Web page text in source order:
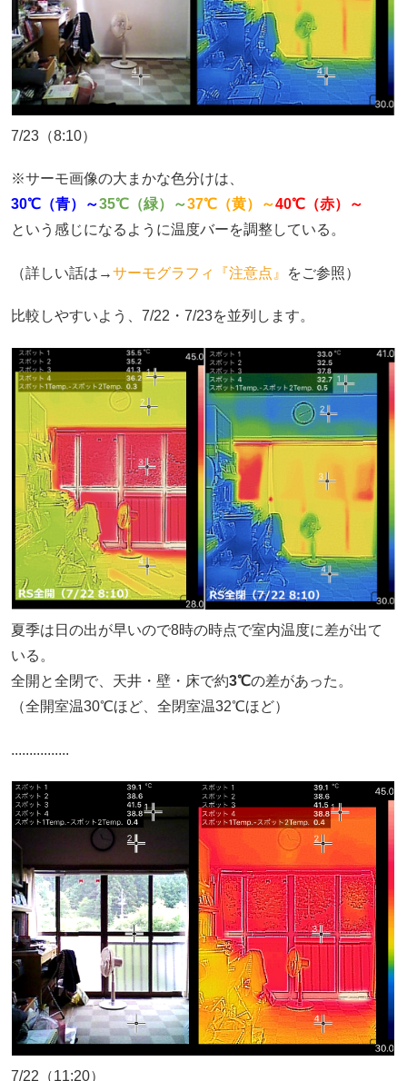
7/23（8:10）
※サーモ画像の大まかな色分けは、
30℃（青）～35℃（緑）～37℃（黄）～40℃（赤）～
という感じになるように温度バーを調整している。
（詳しい話は→サーモグラフィ『注意点』 をご参照）
比較しやすいよう、7/22・7/23を並列します。
夏季は日の出が早いので8時の時点で室内温度に差が出て
いる。
全開と全閉で、天井・壁・床で約3℃の差があった。
（全開室温30℃ほど、全閉室温32℃ほど）
................
7/22（11:20）